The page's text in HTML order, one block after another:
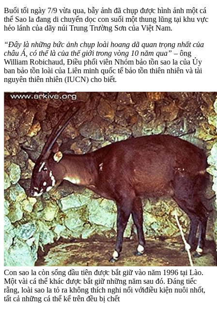
Buổi tối ngày 7/9 vừa qua, bẫy ảnh đã chụp được hình ảnh một cá
thể Sao la đang di chuyển dọc con suối một thung lũng tại khu vực
hẻo lánh của dãy núi Trung Trường Sơn của Việt Nam.
“Đây là những bức ảnh chụp loài hoang dã quan trọng nhất của
châu Á, có thể là của thế giới trong vòng 10 năm qua” – ông
William Robichaud, Điều phối viên Nhóm bảo tồn sao la của Ủy
ban bảo tồn loài của Liên minh quốc tế bảo tồn thiên nhiên và tài
nguyên thiên nhiên (IUCN) cho biết.
Con sao la còn sống đầu tiên được bắt giữ vào năm 1996 tại Lào.
Một vài cá thể khác được bắt giữ những năm sau đó. Đáng tiếc
rằng, loài sao la tỏ ra không thích nghi nổi vớiđiều kiện nuôi nhốt,
tất cả những cá thể kể trên đều bị chết